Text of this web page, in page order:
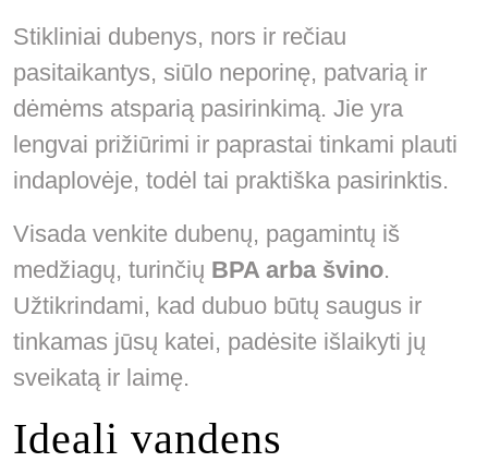
Stikliniai dubenys, nors ir rečiau
pasitaikantys, siūlo neporinę, patvarią ir
dėmėms atsparią pasirinkimą. Jie yra
lengvai prižiūrimi ir paprastai tinkami plauti
indaplovėje, todėl tai praktiška pasirinktis.
Visada venkite dubenų, pagamintų iš
medžiagų, turinčių BPA arba švino.
Užtikrindami, kad dubuo būtų saugus ir
tinkamas jūsų katei, padėsite išlaikyti jų
sveikatą ir laimę.
Ideali vandens